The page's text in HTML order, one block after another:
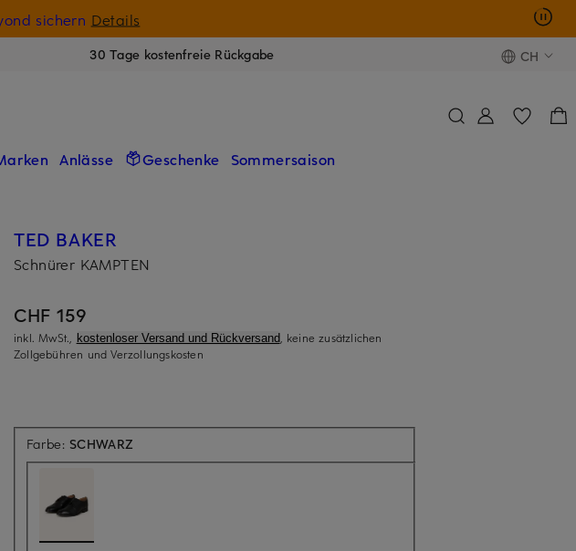
sichern Details
30 Tage kostenfreie Rückgabe CH
Anlässe Geschenke Sommersaison
TED BAKER
Schnürer KAMPTEN
CHF 159
inkl. MwSt., kostenloser Versand und Rückversand, keine zusätzlichen
Zollgebühren und Verzollungskosten
Farbe: SCHWARZ